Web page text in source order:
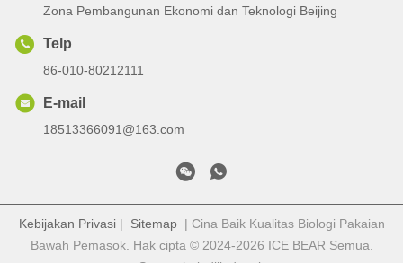
Zona Pembangunan Ekonomi dan Teknologi Beijing
Telp
86-010-80212111
E-mail
18513366091@163.com
Kebijakan Privasi| Sitemap| Cina Baik Kualitas Biologi Pakaian
Bawah Pemasok. Hak cipta © 2024-2026 ICE BEAR Semua.